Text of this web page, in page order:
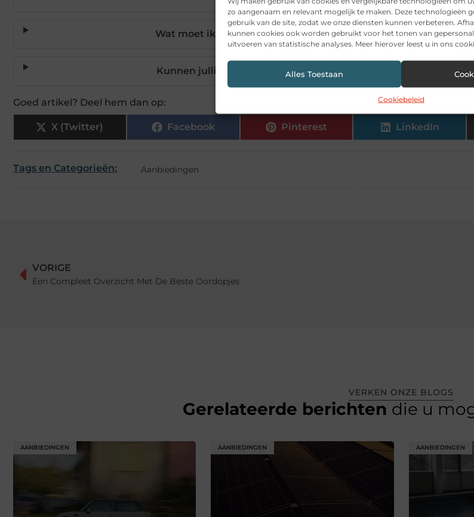
zo aangenaam en relevant mogelijk te maken. Deze technologieën
gebruik van de site, zodat we onze diensten kunnen verbeteren.
kunnen cookies ook worden gebruikt voor het tonen van
uitvoeren van statistische analyses. Meer hierover leest u in ons
Alles Toestaan
Cookiebeleid
Wat moet ik doen bij een verstopte wc of waterlekkage?
Kunnen jullie leidingen verleggen naar andere kamers?
Goed artikel? Deel hem dan op:
X (Twitter) Facebook Pinterest LinkedIn
Tags en Categorieën: Aanbiedingen
VORIGE
Een Compleet Overzicht Met De Beste Oordopjes
VERKEN ONZE BLOGS
Gerelateerde berichten die u
AANBIEDINGEN AANBIEDINGEN AANBIEDINGEN